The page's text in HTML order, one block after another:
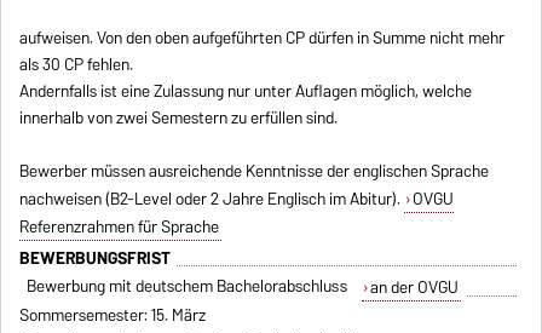
aufweisen. Von den oben aufgeführten CP dürfen in Summe nicht mehr
als 30 CP fehlen.
Andernfalls ist eine Zulassung nur unter Auflagen möglich, welche
innerhalb von zwei Semestern zu erfüllen sind.
Bewerber müssen ausreichende Kenntnisse der englischen Sprache
nachweisen (B2-Level oder 2 Jahre Englisch im Abitur). OVGU
Referenzrahmen für Sprache
BEWERBUNGSFRIST
Bewerbung mit deutschem Bachelorabschluss
an der OVGU
Sommersemester: 15. März